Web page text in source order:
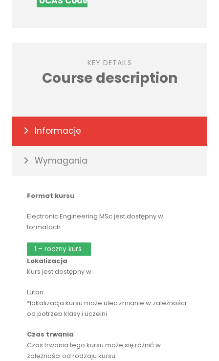
KEY DETAILS
Course description
Informacje
Wymagania
Format kursu
Electronic Engineering MSc jest dostępny w
formatach:
1 – roczny kurs
Lokalizacja
Kurs jest dostępny w:
Luton
*lokalizacja kursu może ulec zmianie w zależności
od potrzeb klasy i uczelni
Czas trwania
Czas trwania tego kursu może się różnić w
zależności od rodzaju kursu: